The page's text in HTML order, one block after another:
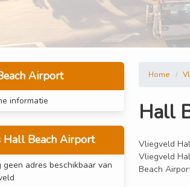
Airport
informatie
Hall Beach Airport
geen adres beschikbaar van
Home
Hall
Vliegveld
Vliegveld
Beach